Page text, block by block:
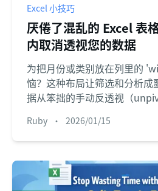
Excel 小技巧
厌倦了混乱的 Excel 表
内取消透视您的数据
为把月份或类别放在列里的
恼？这种布局让筛选和分析成
据从笨拙的手动反透视（
Ruby • 2026/01/15